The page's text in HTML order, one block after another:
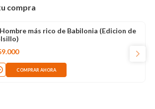
compra
más rico de Babilonia (Edicion de
.000
COMPRAR AHORA